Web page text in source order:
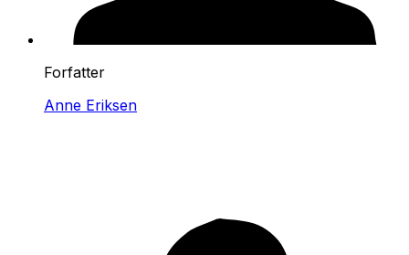
Forfatter
Anne Eriksen